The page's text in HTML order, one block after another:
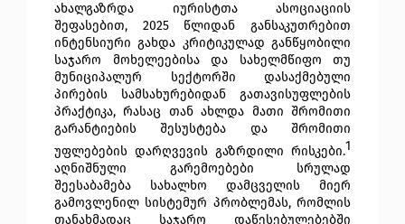
ახალგაზრდა იურისტთა ასოციაციის
შეფასებით, 2025 წლიდან განსაკუთრებით
ინტენსიური გახდა კრიტიკულად განწყობილი
საჯარო მოხელეებისა და სახელმწიფო თუ
მუნიციპალურ სექტორში დასაქმებული
პირების სამსახურებიდან გათავისუფლების
პრაქტიკა, რასაც თან ახლდა მათი შრომითი
გარანტიების შესუსტება და შრომითი
უფლებების დარღვევის გაზრდილი რისკები.1
აღნიშნული გარემოებები სრულად
შეესაბამება სახალხო დამცველის მიერ
გამოვლენილ სისტემურ პრობლემას, რომლის
თანახმადაც საჯარო დაწესებულებებში